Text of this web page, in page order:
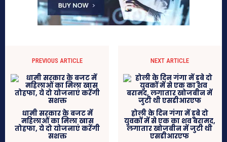
PREVIOUS ARTICLE
धामी सरकार के बजट में
महिलाओं का मिला खास
तोहफा, ये दो योजनाएं करेंगी
सशक्त
NEXT ARTICLE
होली के दिन गंगा में डूबे दो
युवकों में से एक का शव बरामद,
लगातार खोजबीन में जुटी थी
एसडीआरएफ